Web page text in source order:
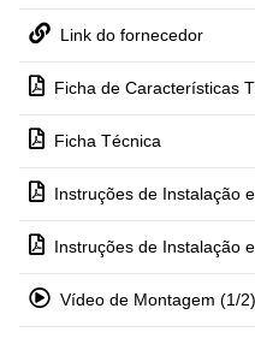
Link do fornecedor
Ficha de Características
Ficha Técnica
Instruções de Instalação
Instruções de Instalação
Vídeo de Montagem (1/2)